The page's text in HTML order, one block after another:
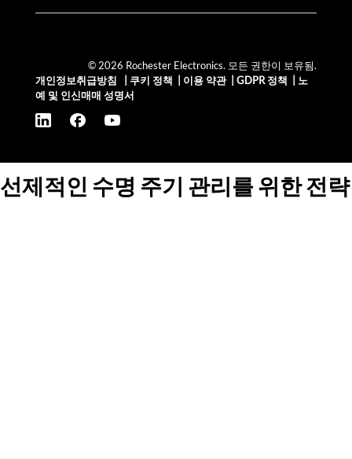
© 2026 Rochester Electronics. 모든 권한이 보유됨.
개인정보취급방침
쿠키 정책 이용 약관| GDPR 정책
노
예 및 인신매매 성명서
선제적인 수명 주기 관리를 위한 전략